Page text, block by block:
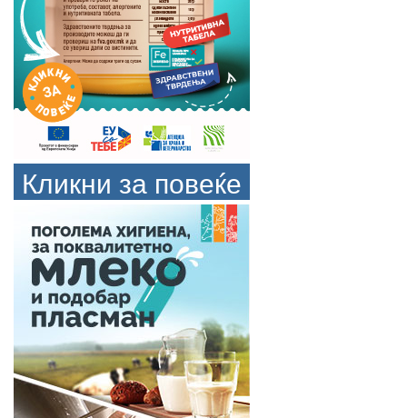
Кликни за повеќе